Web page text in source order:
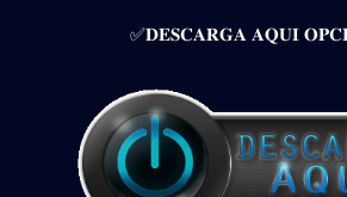
✅𝐃𝐄𝐒𝐂𝐀𝐑𝐆𝐀 𝐀𝐐𝐔𝐈